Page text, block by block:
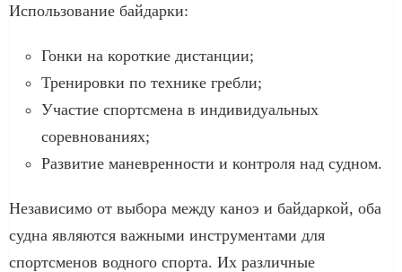
Использование байдарки:
Гонки на короткие дистанции;
Тренировки по технике гребли;
Участие спортсмена в индивидуальных
соревнованиях;
Развитие маневренности и контроля над судном.
Независимо от выбора между каноэ и байдаркой, оба
судна являются важными инструментами для
спортсменов водного спорта. Их различные